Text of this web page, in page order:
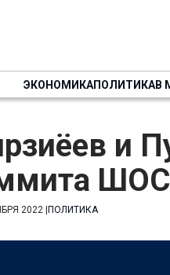
ЭКОНОМИКАПОЛИТИКАВ
и
ШОС
2022 ПОЛИТИКА